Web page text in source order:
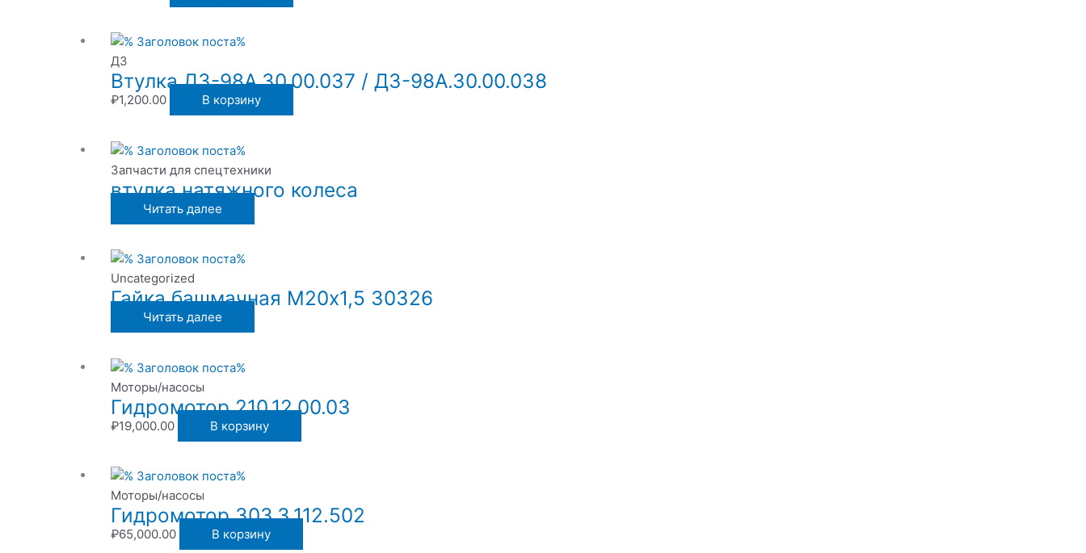
ДЗ
Втулка ДЗ-98А.30.00.037 / ДЗ-98А.30.00.038
₽1,200.00 В корзину
Запчасти для спецтехники
втулка натяжного колеса
Читать далее
Uncategorized
Гайка башмачная М20х1,5 30326
Читать далее
Моторы/насосы
Гидромотор 210.12.00.03
₽19,000.00 В корзину
Моторы/насосы
Гидромотор 303.3.112.502
₽65,000.00 В корзину